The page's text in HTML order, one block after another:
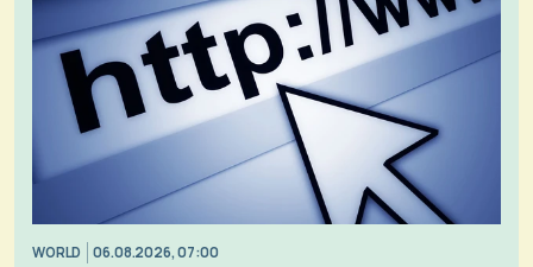
WORLD 06.08.2026, 07:00